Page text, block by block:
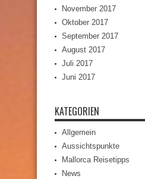
November 2017
Oktober 2017
September 2017
August 2017
Juli 2017
Juni 2017
KATEGORIEN
Allgemein
Aussichtspunkte
Mallorca Reisetipps
News